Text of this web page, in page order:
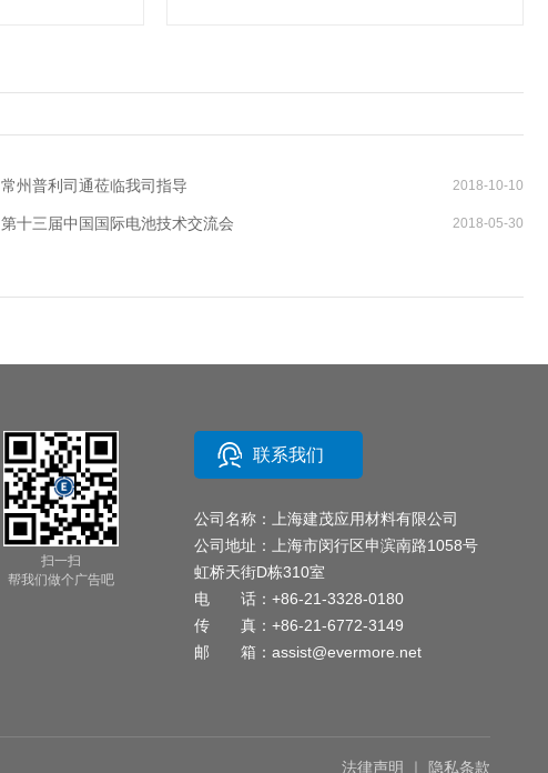
常州普利司通莅临我司指导 2018-10-10
第十三届中国国际电池技术交流会 2018-05-30
扫一扫
帮我们做个广告吧
联系我们
公司名称：上海建茂应用材料有限公司
公司地址：上海市闵行区申滨南路1058号
虹桥天街D栋310室
电 话：+86-21-3328-0180
传 真：+86-21-6772-3149
邮 箱：assist@evermore.net
法律声明 隐私条款